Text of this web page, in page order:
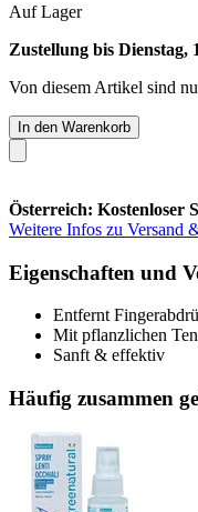
Auf Lager
Zustellung bis Dienstag,
Von diesem Artikel sind
In den Warenkorb
Österreich: Kostenloser
Weitere Infos zu Versand
Eigenschaften und
Entfernt
Mit pflanzlichen
Sanft & effektiv
Häufig zusammen